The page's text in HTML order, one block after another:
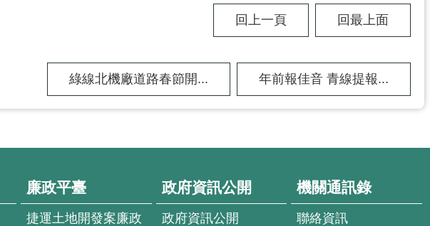
回上一頁 回最上面
綠線北機廠道路春節開... 年前報佳音 青線提報...
廉政平臺
捷運土地開發案廉政
政府資訊公開
政府資訊公開
機關通訊錄
聯絡資訊